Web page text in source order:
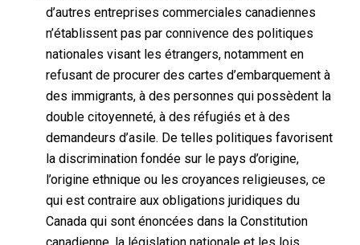
d’autres entreprises commerciales canadiennes
n’établissent pas par connivence des politiques
nationales visant les étrangers, notamment en
refusant de procurer des cartes d’embarquement à
des immigrants, à des personnes qui possèdent la
double citoyenneté, à des réfugiés et à des
demandeurs d’asile. De telles politiques favorisent
la discrimination fondée sur le pays d’origine,
l’origine ethnique ou les croyances religieuses, ce
qui est contraire aux obligations juridiques du
Canada qui sont énoncées dans la Constitution